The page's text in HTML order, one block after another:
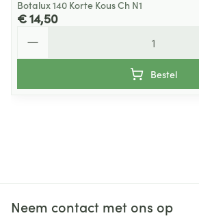
Botalux 140 Korte Kous Ch N1
€ 14,50
Bestel
Neem contact met ons op